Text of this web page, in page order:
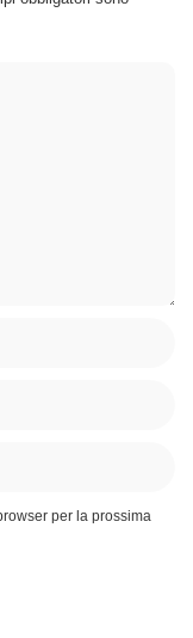
per la prossima